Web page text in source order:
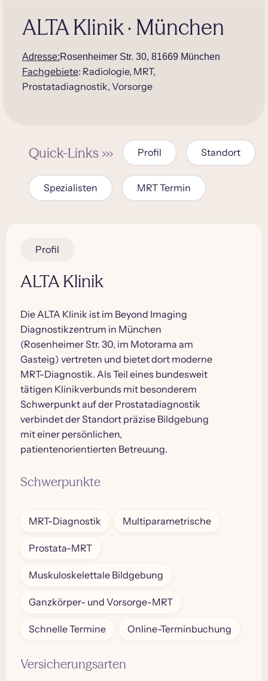
ALTA Klinik · München
Adresse:Rosenheimer Str. 30, 81669 München
Fachgebiete: Radiologie, MRT,
Prostatadiagnostik, Vorsorge
Quick-Links ››› Profil Standort
Spezialisten MRT Termin
Profil
ALTA Klinik
Die ALTA Klinik ist im Beyond Imaging
Diagnostikzentrum in München
(Rosenheimer Str. 30, im Motorama am
Gasteig) vertreten und bietet dort moderne
MRT-Diagnostik. Als Teil eines bundesweit
tätigen Klinikverbunds mit besonderem
Schwerpunkt auf der Prostatadiagnostik
verbindet der Standort präzise Bildgebung
mit einer persönlichen,
patientenorientierten Betreuung.
Schwerpunkte
MRT-Diagnostik Multiparametrische
Prostata-MRT
Muskuloskelettale Bildgebung
Ganzkörper- und Vorsorge-MRT
Schnelle Termine Online-Terminbuchung
Versicherungsarten